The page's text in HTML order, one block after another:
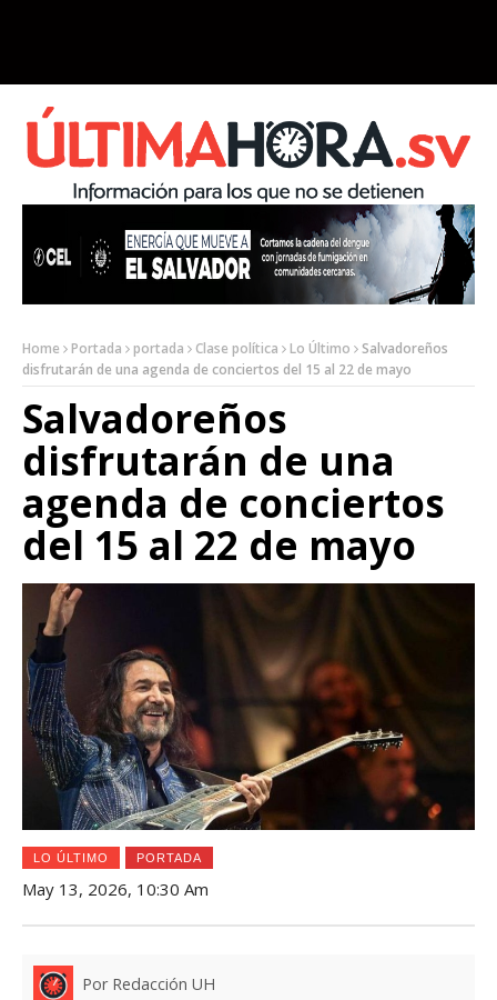
Home Portada portada Clase política Lo Último
Salvadoreños
disfrutarán de una agenda de conciertos del 15 al 22 de mayo
Salvadoreños
disfrutarán de una
agenda de conciertos
del 15 al 22 de mayo
LO ÚLTIMO PORTADA
May 13, 2026, 10:30 Am
Por Redacción UH